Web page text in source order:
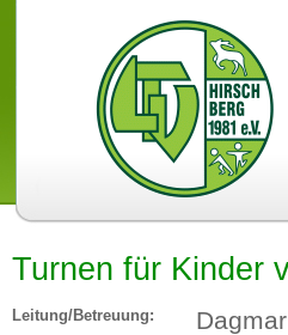
Turnen für Kinder
Leitung/Betreuung: